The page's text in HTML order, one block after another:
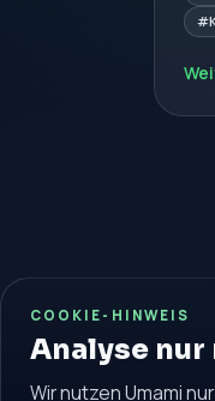
COOKIE-HINWEIS
Analyse
Wir nutzen Umami